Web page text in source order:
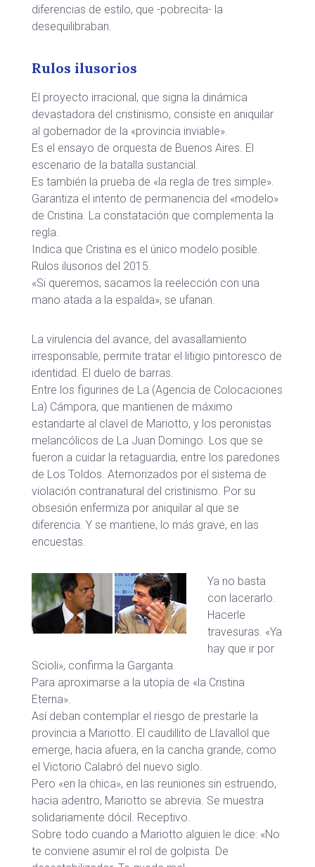
diferencias de estilo, que -pobrecita- la
desequilibraban.
Rulos ilusorios
El proyecto irracional, que signa la dinámica
devastadora del cristinismo, consiste en aniquilar
al gobernador de la «provincia inviable».
Es el ensayo de orquesta de Buenos Aires. El
escenario de la batalla sustancial.
Es también la prueba de «la regla de tres simple».
Garantiza el intento de permanencia del «modelo»
de Cristina. La constatación que complementa la
regla.
Indica que Cristina es el único modelo posible.
Rulos ilusorios del 2015.
«Si queremos, sacamos la reelección con una
mano atada a la espalda», se ufanan.
La virulencia del avance, del avasallamiento
irresponsable, permite tratar el litigio pintoresco de
identidad. El duelo de barras.
Entre los figurines de La (Agencia de Colocaciones
La) Cámpora, que mantienen de máximo
estandarte al clavel de Mariotto, y los peronistas
melancólicos de La Juan Domingo. Los que se
fueron a cuidar la retaguardia, entre los paredones
de Los Toldos. Atemorizados por el sistema de
violación contranatural del cristinismo. Por su
obsesión enfermiza por aniquilar al que se
diferencia. Y se mantiene, lo más grave, en las
encuestas.
Ya no basta
con lacerarlo.
Hacerle
travesuras. «Ya
hay que ir por
Scioli», confirma la Garganta.
Para aproximarse a la utopía de «la Cristina
Eterna».
Así deban contemplar el riesgo de prestarle la
provincia a Mariotto. El caudillito de Llavallol que
emerge, hacia afuera, en la cancha grande, como
el Victorio Calabró del nuevo siglo.
Pero «en la chica», en las reuniones sin estruendo,
hacia adentro, Mariotto se abrevia. Se muestra
solidariamente dócil. Receptivo.
Sobre todo cuando a Mariotto alguien le dice: «No
te conviene asumir el rol de golpista. De